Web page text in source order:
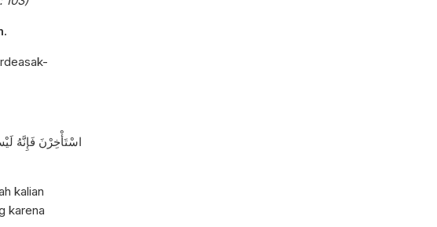
اسْتَأْخِرْنَ فَإِنَّهُ
kalian
karena